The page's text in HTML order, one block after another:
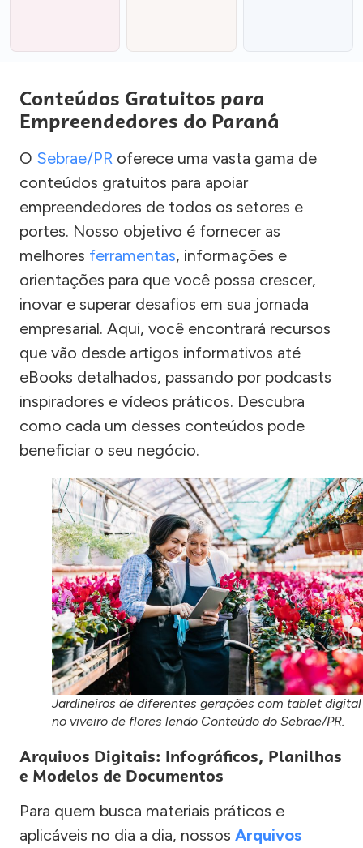
Conteúdos Gratuitos para
Empreendedores do Paraná
O Sebrae/PR oferece uma vasta gama de
conteúdos gratuitos para apoiar
empreendedores de todos os setores e
portes. Nosso objetivo é fornecer as
melhores ferramentas, informações e
orientações para que você possa crescer,
inovar e superar desafios em sua jornada
empresarial. Aqui, você encontrará recursos
que vão desde artigos informativos até
eBooks detalhados, passando por podcasts
inspiradores e vídeos práticos. Descubra
como cada um desses conteúdos pode
beneficiar o seu negócio.
Jardineiros de diferentes gerações com tablet digital
no viveiro de flores lendo Conteúdo do Sebrae/PR.
Arquivos Digitais: Infográficos, Planilhas
e Modelos de Documentos
Para quem busca materiais práticos e
aplicáveis no dia a dia, nossos Arquivos